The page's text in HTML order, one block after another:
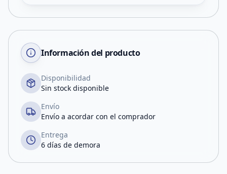
Información del producto
Disponibilidad
Sin stock disponible
Envío
Envío a acordar con el comprador
Entrega
6 días de demora